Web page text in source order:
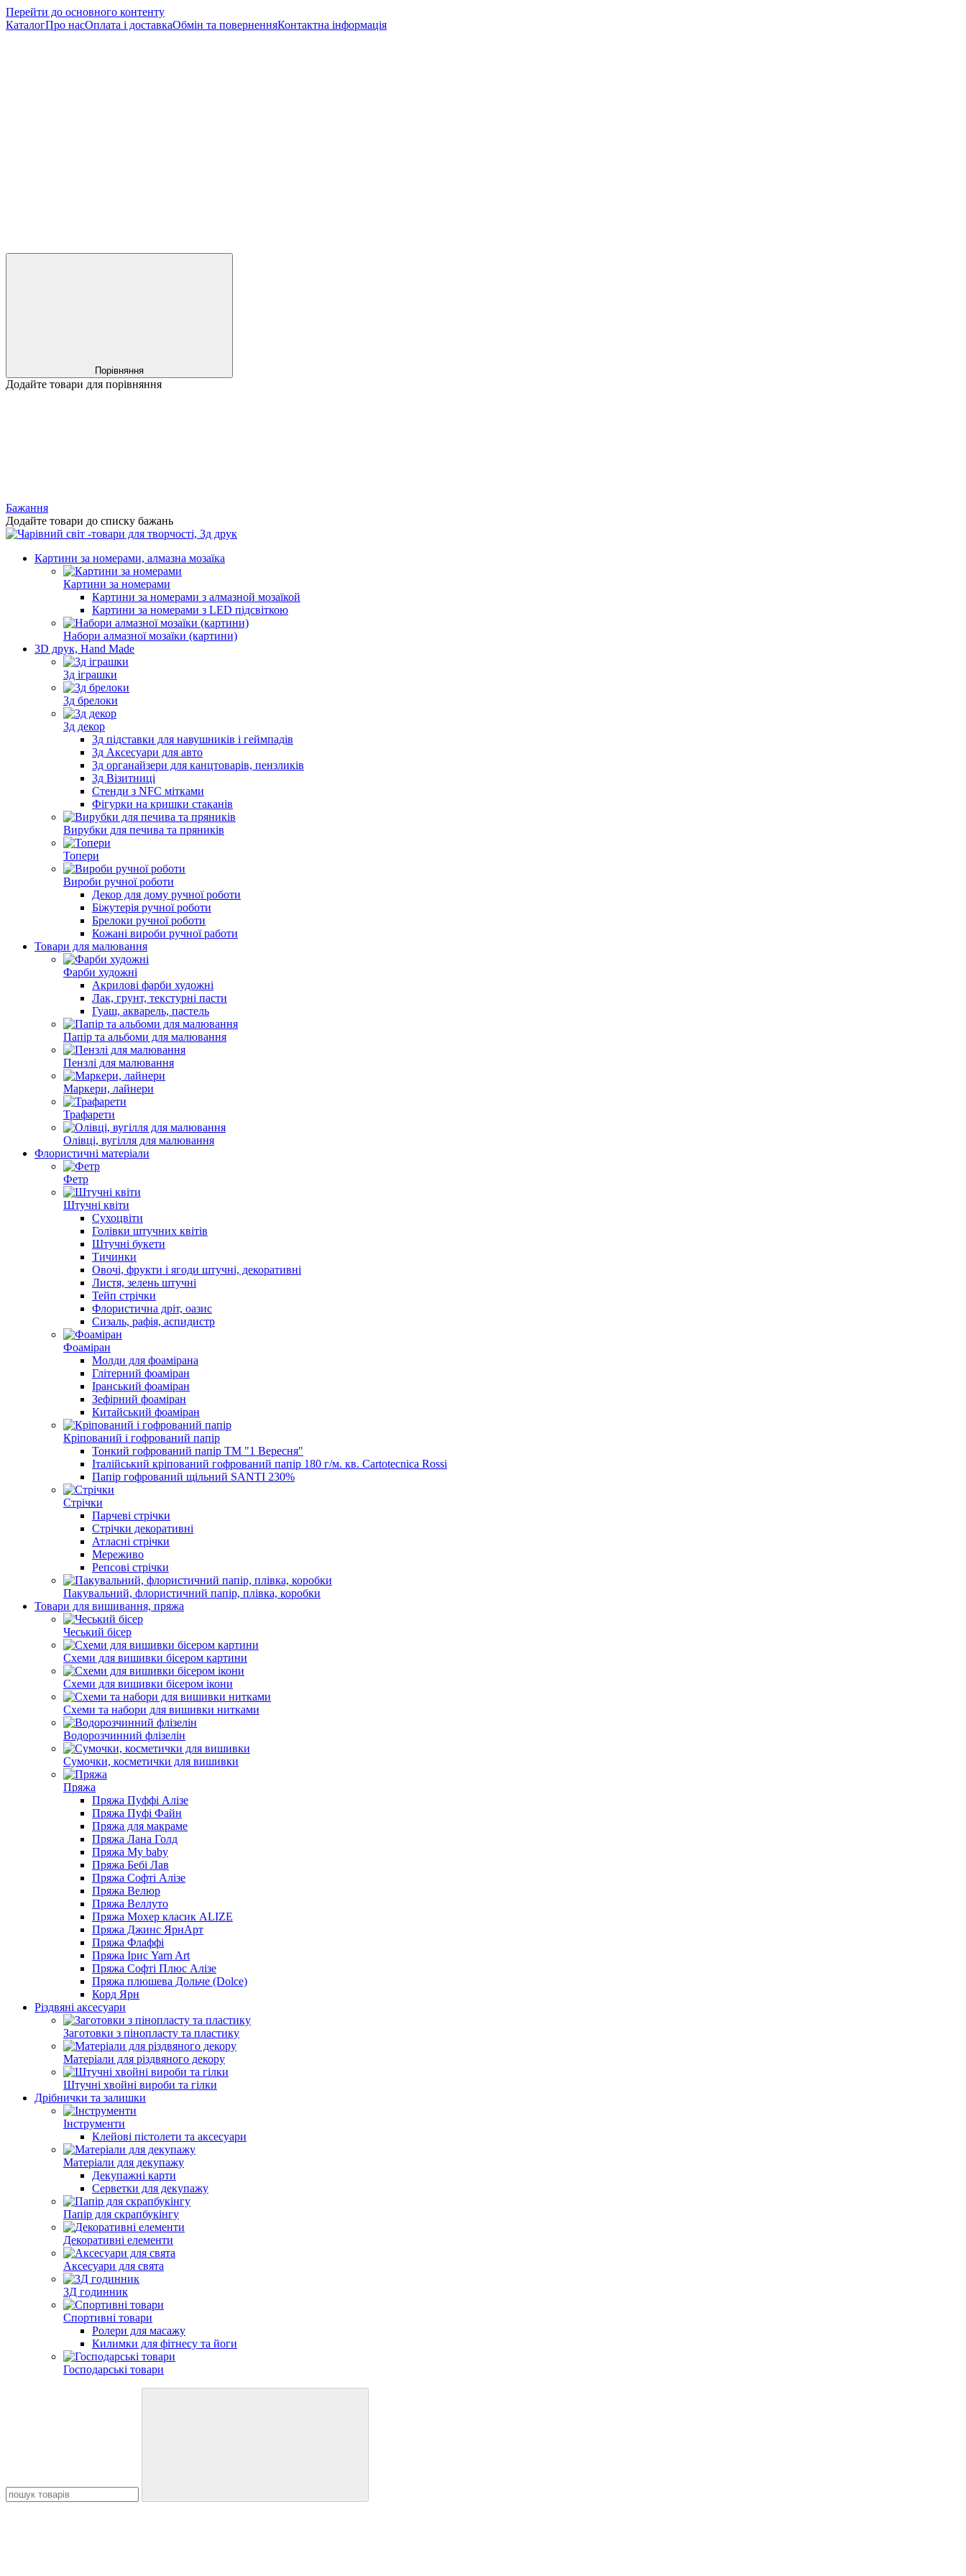
Перейти до основного контенту
КаталогПро насОплата і доставкаОбмін та поверненняКонтактна інформація
Порівняння
Додайте товари для порівняння
Бажання
Додайте товари до списку бажань
Картини за номерами, алмазна мозаїка
Картини за номерами
Картини за номерами з алмазной мозаїкой
Картини за номерами з LED підсвіткою
Набори алмазної мозаїки (картини)
3D друк, Hand Made
3д іграшки
3д брелоки
3д декор
3д підставки для навушників і геймпадів
3д Аксесуари для авто
3д органайзери для канцтоварів, пензликів
3д Візитниці
Стенди з NFC мітками
Фігурки на кришки стаканів
Вирубки для печива та пряників
Топери
Вироби ручної роботи
Декор для дому ручної роботи
Біжутерія ручної роботи
Брелоки ручної роботи
Кожані вироби ручної работи
Товари для малювання
Фарби художні
Акрилові фарби художні
Лак, грунт, текстурні пасти
Гуаш, акварель, пастель
Папір та альбоми для малювання
Пензлі для малювання
Маркери, лайнери
Трафарети
Олівці, вугілля для малювання
Флористичні матеріали
Фетр
Штучні квіти
Сухоцвіти
Голівки штучних квітів
Штучні букети
Тичинки
Овочі, фрукти і ягоди штучні, декоративні
Листя, зелень штучні
Тейп стрічки
Флористична дріт, оазис
Сизаль, рафія, аспидистр
Фоаміран
Молди для фоамірана
Глітерний фоаміран
Іранський фоаміран
Зефірний фоаміран
Китайський фоаміран
Кріпований і гофрований папір
Тонкий гофрований папір ТМ "1 Вересня"
Італійський кріпований гофрований папір 180 г/м. кв. Cartotecnica Rossi
Папір гофрований щільний SANTI 230%
Стрічки
Парчеві стрічки
Стрічки декоративні
Атласні стрічки
Мереживо
Репсові стрічки
Пакувальний, флористичний папір, плівка, коробки
Товари для вишивання, пряжа
Чеський бісер
Схеми для вишивки бісером картини
Схеми для вишивки бісером ікони
Схеми та набори для вишивки нитками
Водорозчинний флізелін
Сумочки, косметички для вишивки
Пряжа
Пряжа Пуффі Алізе
Пряжа Пуфі Файн
Пряжа для макраме
Пряжа Лана Голд
Пряжа My baby
Пряжа Бебі Лав
Пряжа Софті Алізе
Пряжа Велюр
Пряжа Веллуто
Пряжа Мохер класик ALIZE
Пряжа Джинс ЯрнАрт
Пряжа Флаффі
Пряжа Ірис Yarn Art
Пряжа Софті Плюс Алізе
Пряжа плюшева Дольче (Dolce)
Корд Ярн
Різдвяні аксесуари
Заготовки з пінопласту та пластику
Матеріали для різдвяного декору
Штучні хвойні вироби та гілки
Дрібнички та залишки
Інструменти
Клейові пістолети та аксесуари
Матеріали для декупажу
Декупажні карти
Серветки для декупажу
Папір для скрапбукінгу
Декоративні елементи
Аксесуари для свята
3Д годинник
Спортивні товари
Ролери для масажу
Килимки для фітнесу та йоги
Господарські товари